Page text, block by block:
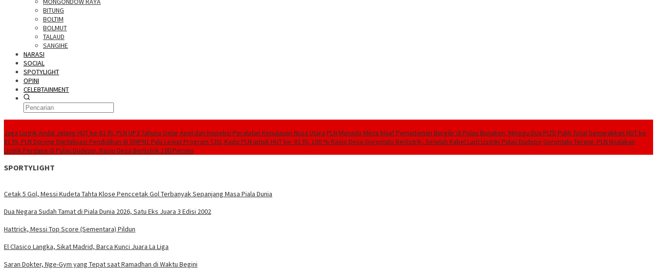
BITUNG
BOLTIM
BOLMUT
TALAUD
SANGIHE
NARASI
SOCIAL
SPOTYLIGHT
OPINI
CELEBTAINMENT
Jaga Listrik Andal Jelang HUT ke-81 RI, PLN UP3 Tahuna Gelar Apel dan Inspeksi Peralatan Kepulauan Nusa Utara PLN Manado Minta Maaf Pemadaman Bergilir di Pulau Bunaken, Minggu Dua PLTD Pulih TotalSemarakkan HUT ke
81 RI, PLN Dorong Digitalisasi Pendidikan di SMPN1 Palu Lewat Program TJSLKado PLN untuk HUT ke- 81 RI, 100 % Rasio Desa Gorontalo Berlistrik, Setelah Kabel Laut Listriki Pulau Dudepo Gorontalo Terang. PLN Nyalakan
Listrik Perdana di Pulau Dudepo, Rasio Desa Berlistrik 100 Persen
SPORTYLIGHT
Cetak 5 Gol, Messi Kudeta Tahta Klose Penccetak Gol Terbanyak Sepanjang Masa Piala Dunia
Dua Negara Sudah Tamat di Piala Dunia 2026, Satu Eks Juara 3 Edisi 2002
Hattrick, Messi Top Score (Sementara) Pildun
El Clasico Langka, Sikat Madrid, Barca Kunci Juara La Liga
Saran Dokter, Nge-Gym yang Tepat saat Ramadhan di Waktu Begini